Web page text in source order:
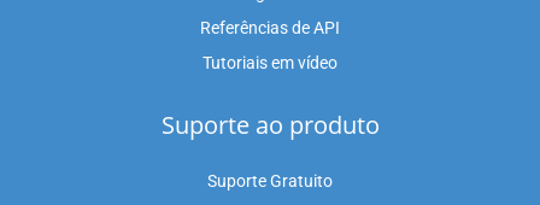
Referências de API
Tutoriais em vídeo
Suporte ao produto
Suporte Gratuito